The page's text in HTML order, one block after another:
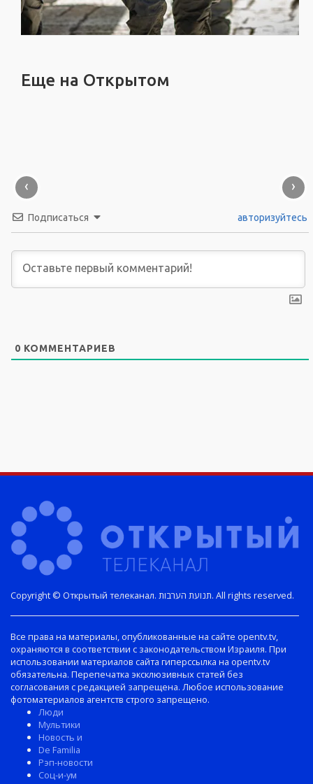
Еще на Открытом
‹ ›
Подписаться авторизуйтесь
0 КОММЕНТАРИЕВ
Copyright © Открытый телеканал. תנועת הערבות. All rights reserved.
Все права на материалы, опубликованные на сайте opentv.tv,
охраняются в соответствии с законодательством Израиля. При
использовании материалов сайта гиперссылка на opentv.tv
обязательна. Перепечатка эксклюзивных статей без
согласования с редакцией запрещена. Любое использование
фотоматериалов агентств строго запрещено.
Люди
Мультики
Новость и
De Familia
Рэп-новости
Соц-и-ум